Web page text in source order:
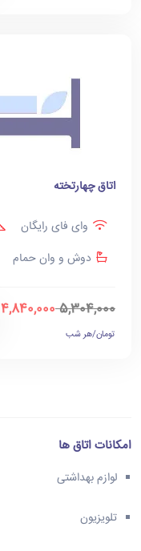
اتاق چهارتخته
وای فای رایگان
دوش و وان حمام
5,304,000
4,840,000
تومان/هر شب
امکانات اتاق ها
لوازم بهداشتی
تلویزیون